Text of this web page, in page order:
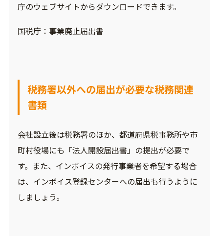
庁のウェブサイトからダウンロードできます。
国税庁：事業廃止届出書
税務署以外への届出が必要な税務関連
書類
会社設立後は税務署のほか、都道府県税事務所や市
町村役場にも「法人開設届出書」の提出が必要で
す。また、インボイスの発行事業者を希望する場合
は、インボイス登録センターへの届出も行うように
しましょう。